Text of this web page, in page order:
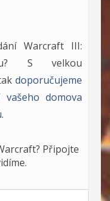
Warcraft III:
S velkou
doporučujeme
domova
.
Připojte